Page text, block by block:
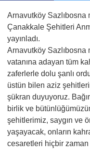
Arnavutköy Sazlıbosna
Çanakkale Şehitleri
yayınladı.
Arnavutköy Sazlıbosna
vatanına adayan tüm
zaferlerle dolu şanlı
üstün bilen aziz
şükran duyuyoruz.
birlik ve
şehitlerimiz, saygın ve
yaşayacak, onların
cesaretleri hiçbir zaman